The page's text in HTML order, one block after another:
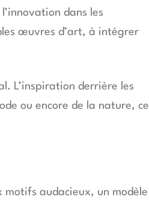
dans les
œuvres d’art, à intégrer
L’inspiration derrière les
ou encore de la nature, ce
motifs audacieux, un modèle